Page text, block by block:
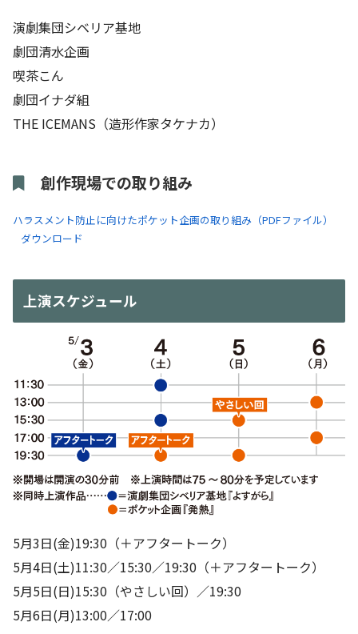
演劇集団シベリア基地
劇団清水企画
喫茶こん
劇団イナダ組
THE ICEMANS（造形作家タケナカ）
創作現場での取り組み
ハラスメント防止に向けたポケット企画の取り組み（PDFファイル）
ダウンロード
上演スケジュール
5月3日(金)19:30（＋アフタートーク）
5月4日(土)11:30／15:30／19:30（＋アフタートーク）
5月5日(日)15:30（やさしい回）／19:30
5月6日(月)13:00／17:00